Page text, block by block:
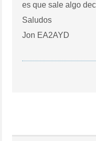
es que sale algo
Saludos
Jon EA2AYD